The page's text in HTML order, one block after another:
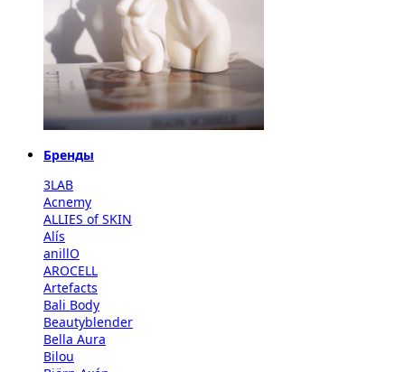
Бренды
3LAB
Acnemy
ALLIES of SKIN
Alís
anillO
AROCELL
Artefacts
Bali Body
Beautyblender
Bella Aura
Bilou